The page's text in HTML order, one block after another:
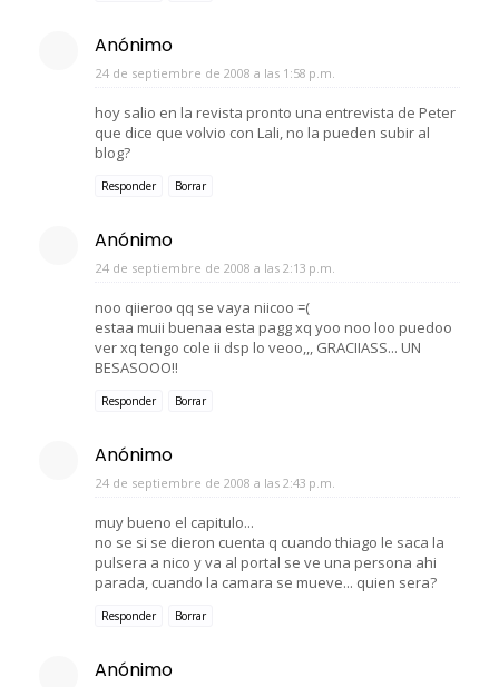
Anónimo
24 de septiembre de 2008 a las 1:58 p.m.
hoy salio en la revista pronto una entrevista de Peter
que dice que volvio con Lali, no la pueden subir al
blog?
Responder Borrar
Anónimo
24 de septiembre de 2008 a las 2:13 p.m.
noo qiieroo qq se vaya niicoo =(
estaa muii buenaa esta pagg xq yoo noo loo puedoo
ver xq tengo cole ii dsp lo veoo,,, GRACIIASS... UN
BESASOOO!!
Responder Borrar
Anónimo
24 de septiembre de 2008 a las 2:43 p.m.
muy bueno el capitulo...
no se si se dieron cuenta q cuando thiago le saca la
pulsera a nico y va al portal se ve una persona ahi
parada, cuando la camara se mueve... quien sera?
Responder Borrar
Anónimo